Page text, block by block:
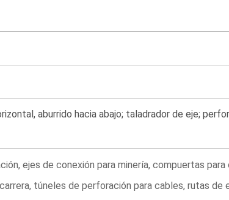
aburrido hacia abajo; taladrador de eje;
ejes de conexión para minería, compuertas
túneles de perforación para cables, rutas de